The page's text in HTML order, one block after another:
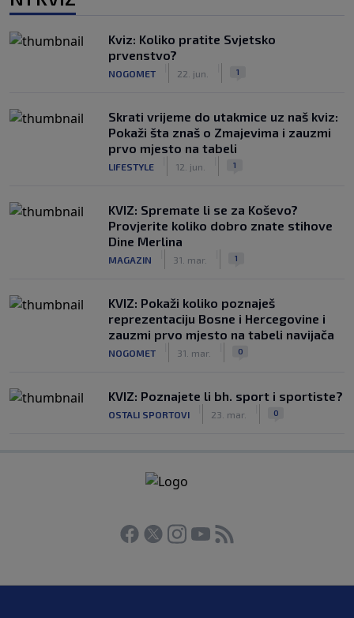
Kviz: Koliko pratite Svjetsko
prvenstvo?
NOGOMET 22. jun. 1
Skrati vrijeme do utakmice uz naš kviz:
Pokaži šta znaš o Zmajevima i zauzmi
prvo mjesto na tabeli
LIFESTYLE 12. jun. 1
KVIZ: Spremate li se za Koševo?
Provjerite koliko dobro znate stihove
Dine Merlina
MAGAZIN 31. mar. 1
KVIZ: Pokaži koliko poznaješ
reprezentaciju Bosne i Hercegovine i
zauzmi prvo mjesto na tabeli navijača
NOGOMET 31. mar. 0
KVIZ: Poznajete li bh. sport i sportiste?
OSTALI SPORTOVI 23. mar. 0